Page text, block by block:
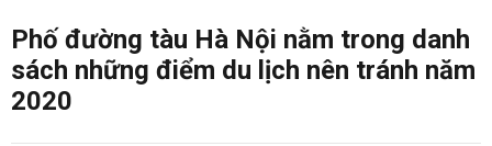
Phố đường tàu Hà Nội nằm trong danh
sách những điểm du lịch nên tránh năm
2020